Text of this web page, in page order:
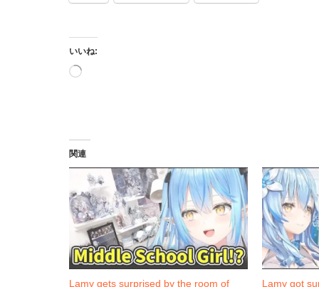
いいね:
読
関連
Lamy gets surprised by the room of Lamy got